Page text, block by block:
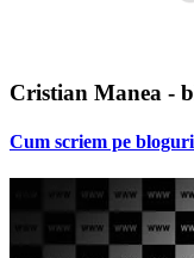
Cristian Manea -
Cum scriem pe